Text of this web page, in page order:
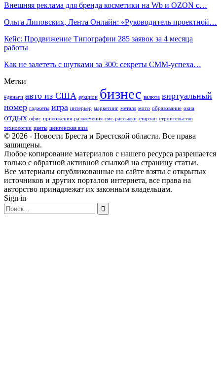
Внешняя реклама для бренда косметики на Wb и OZON с…
Ольга Липовских, Лента Онлайн: «Руководитель проектной…
Кейс: Продвижение Типографии 285 заявок за 4 месяца
работы
Как не залететь с шутками за 300: секреты СММ-успеха…
Метки
#деньги авто из США аукцион бизнес валюта виртуальный
номер гаджеты игра интерьер маркетинг металл мото образование окна
отдых офис приложения развлечения смс-рассылки стартап строительство
технологии цветы шенгенская виза
© 2026 - Новости Бреста и Брестской области. Все права
защищены.
Любое копирование материалов с нашего ресурса разрешается
только с обратной активной ссылкой на страницу статьи.
Все материалы опубликованные на сайте взяты с открытых
источников и других порталов интернета, все права на
авторство принадлежат их законным владельцам.
Sign in